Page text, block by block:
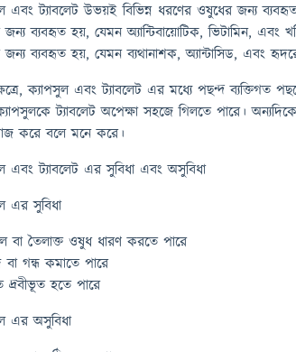
এবং ট্যাবলেট উভয়ই বিভিন্ন ধরণের ওষুধের জন্য
ব্যবহৃত হয়, যেমন অ্যান্টিবায়োটিক, ভিটামিন, এবং
ব্যবহৃত হয়, যেমন ব্যথানাশক, অ্যান্টাসিড, এবং
ক্যাপসুল এবং ট্যাবলেট এর মধ্যে পছন্দ ব্যক্তিগত
ট্যাবলেট অপেক্ষা সহজে গিলতে পারে।
করে বলে মনে করে।
এবং ট্যাবলেট এর সুবিধা এবং অসুবিধা
এর সুবিধা
বা তৈলাক্ত ওষুধ ধারণ করতে পারে
বা গন্ধ কমাতে পারে
দ্রবীভূত হতে পারে
এর অসুবিধা